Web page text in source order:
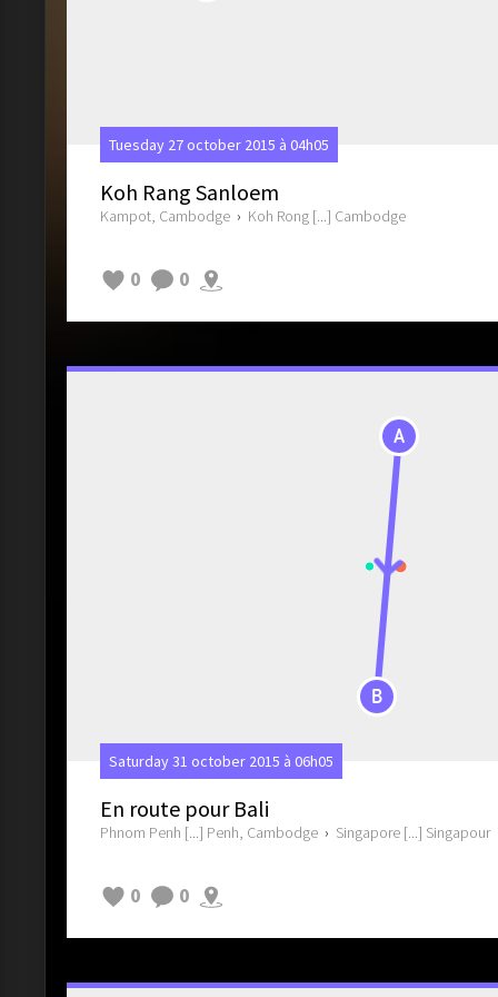
Tuesday 27 october 2015 à 04h05
Koh Rang Sanloem
Kampot, Cambodge › Koh Rong [...] Cambodge
0 0
A
B
Saturday 31 october 2015 à 06h05
En route pour Bali
Phnom Penh [...] Penh, Cambodge › Singapore [...] Singapour
0 0